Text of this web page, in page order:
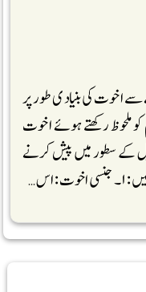
سے اخوت کی بنیادی طور پر
ملحوظ رکھتے ہوئے اخوت
کے سطور میں پیش کرنے
…